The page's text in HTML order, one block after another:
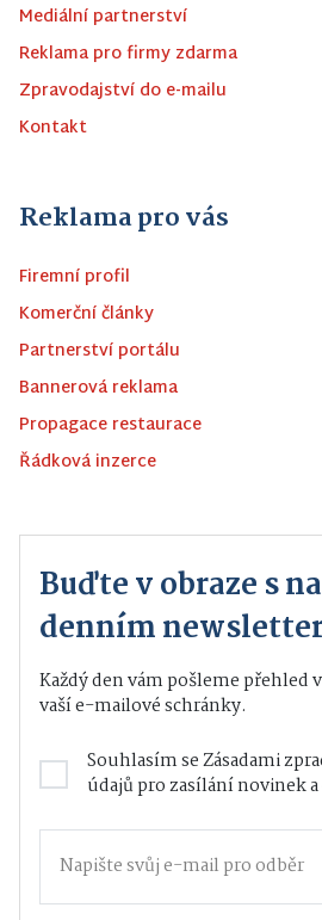
Mediální partnerství
Reklama pro firmy zdarma
Zpravodajství do e-mailu
Kontakt
Reklama pro vás
Firemní profil
Komerční články
Partnerství portálu
Bannerová reklama
Propagace restaurace
Řádková inzerce
Buďte v obraze s
denním
Každý den vám pošleme přehled
vaší e-mailové schránky.
Souhlasím seZásadami
údajůpro zasílání novinek